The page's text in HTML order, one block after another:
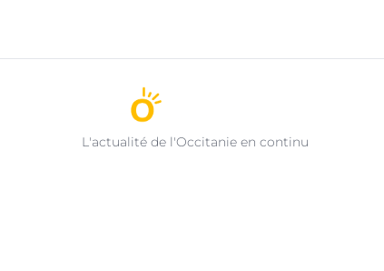
L'actualité de l'Occitanie en continu